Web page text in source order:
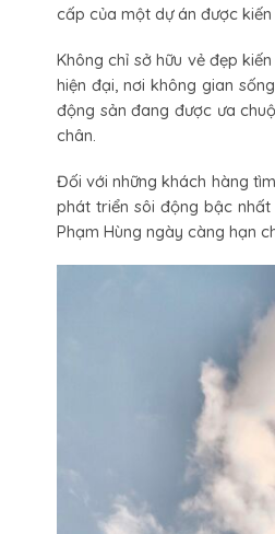
cấp của một dự án được
Không chỉ sở hữu vẻ đẹp
hiện đại, nơi không gian
động sản đang được ưa
chân.
Đối với những khách hàng
phát triển sôi động bậc
Phạm Hùng ngày càng hạn